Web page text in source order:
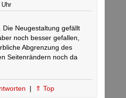
Die Neugestaltung gefällt
noch besser gefallen,
Abgrenzung des
Seitenrändern noch da
| ⇑ Top